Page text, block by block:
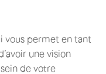
vous permet en tant
une vision
de votre